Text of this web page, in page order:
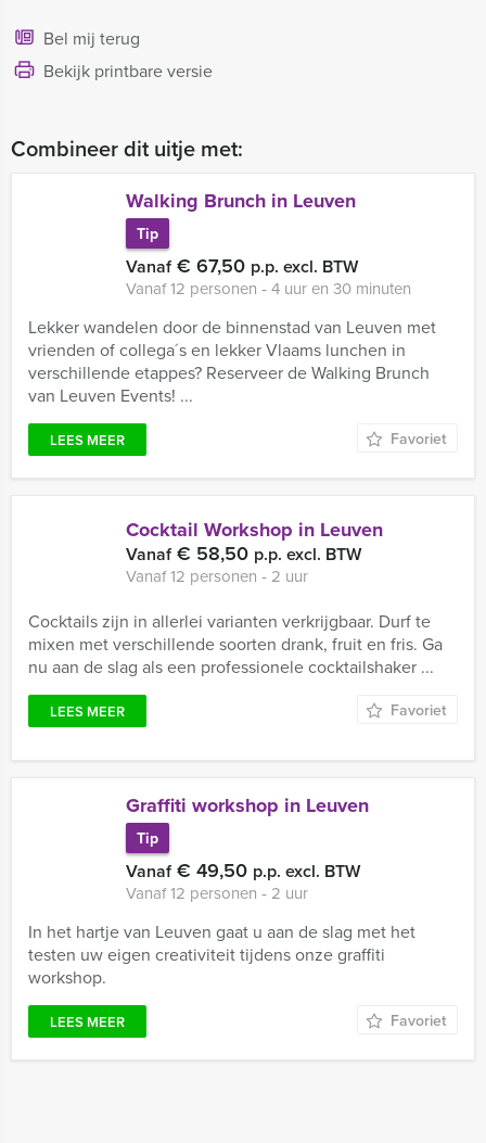
Bel mij terug
Bekijk printbare versie
Combineer dit uitje met:
Walking Brunch in Leuven
Tip
Vanaf€ 67,50 p.p. excl. BTW
Vanaf 12 personen ‐ 4 uur en 30 minuten
Lekker wandelen door de binnenstad van Leuven met
vrienden of collega´s en lekker Vlaams lunchen in
verschillende etappes? Reserveer de Walking Brunch
van Leuven Events! ...
LEES MEER Favoriet
Cocktail Workshop in Leuven
Vanaf€ 58,50 p.p. excl. BTW
Vanaf 12 personen ‐ 2 uur
Cocktails zijn in allerlei varianten verkrijgbaar. Durf te
mixen met verschillende soorten drank, fruit en fris. Ga
nu aan de slag als een professionele cocktailshaker ...
LEES MEER Favoriet
Graffiti workshop in Leuven
Tip
Vanaf€ 49,50 p.p. excl. BTW
Vanaf 12 personen ‐ 2 uur
In het hartje van Leuven gaat u aan de slag met het
testen uw eigen creativiteit tijdens onze graffiti
workshop.
LEES MEER Favoriet